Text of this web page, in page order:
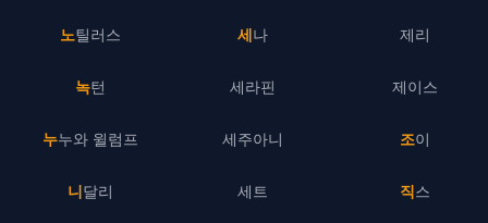
노틸러스
녹턴
누누와 윌럼프
니달리
세나
세라핀
세주아니
세트
제리
제이스
조이
직스